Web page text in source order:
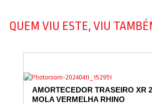
QUEM VIU ESTE, VIU
AMORTECEDOR TRASEIRO XR
MOLA VERMELHA RHINO